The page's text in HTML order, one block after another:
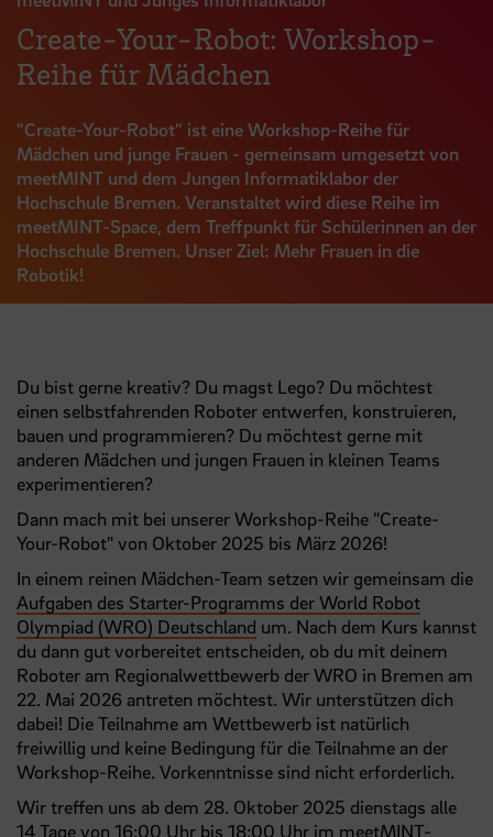
Create-Your-Robot: Workshop-
Reihe für Mädchen
"Create-Your-Robot" ist eine Workshop-Reihe für
Mädchen und junge Frauen - gemeinsam umgesetzt von
meetMINT und dem Jungen Informatiklabor der
Hochschule Bremen. Veranstaltet wird diese Reihe im
meetMINT-Space, dem Treffpunkt für Schülerinnen an der
Hochschule Bremen. Unser Ziel: Mehr Frauen in die
Robotik!
Du bist gerne kreativ? Du magst Lego? Du möchtest
einen selbstfahrenden Roboter entwerfen, konstruieren,
bauen und programmieren? Du möchtest gerne mit
anderen Mädchen und jungen Frauen in kleinen Teams
experimentieren?
Dann mach mit bei unserer Workshop-Reihe "Create-
Your-Robot" von Oktober 2025 bis März 2026!
In einem reinen Mädchen-Team setzen wir gemeinsam die
Aufgaben des Starter-Programms der World Robot
Olympiad (WRO) Deutschland um. Nach dem Kurs kannst
du dann gut vorbereitet entscheiden, ob du mit deinem
Roboter am Regionalwettbewerb der WRO in Bremen am
22. Mai 2026 antreten möchtest. Wir unterstützen dich
dabei! Die Teilnahme am Wettbewerb ist natürlich
freiwillig und keine Bedingung für die Teilnahme an der
Workshop-Reihe. Vorkenntnisse sind nicht erforderlich.
Wir treffen uns ab dem 28. Oktober 2025 dienstags alle
14 Tage von 16:00 Uhr bis 18:00 Uhr im meetMINT-